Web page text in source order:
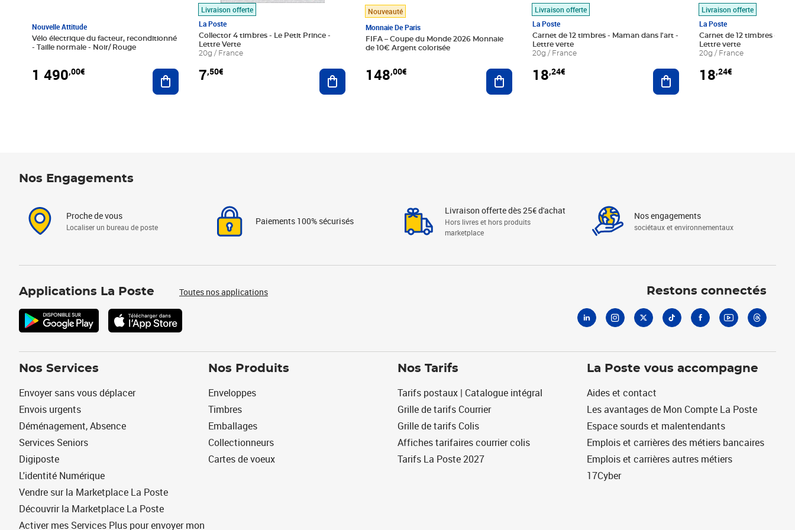
Nouvelle Attitude
Vélo électrique du facteur, reconditionné
- Taille normale - Noir/ Rouge
1 490,00€ Ajouter au panier
Livraison offerte
La Poste
Collector 4 timbres - Le Petit Prince -
Lettre Verte
20g / France
7,50€ Ajouter au panier
Nouveauté
Monnaie De Paris
FIFA – Coupe du Monde 2026 Monnaie
de 10€ Argent colorisée
148,00€ Ajouter au panier
Livraison offerte
La Poste
Carnet de 12 timbres - Maman dans l'art -
Lettre verte
20g / France
18,24€ Ajouter au panier
Livraison offerte
La Poste
Carnet de 12 timbres - Le
Lettre verte
20g / France
18,24€
Nos Engagements
Proche de vous
Localiser un bureau de poste
Paiements 100% sécurisés
Livraison offerte dès 25€ d'achat
Hors livres et hors produits
marketplace
Nos engagements
sociétaux et environnementaux
Applications La Poste Toutes nos applications Restons connectés
Nos Services
Envoyer sans vous déplacer
Envois urgents
Déménagement, Absence
Services Seniors
Digiposte
L'identité Numérique
Vendre sur la Marketplace La Poste
Découvrir la Marketplace La Poste
Activer mes Services Plus pour envoyer mon
Nos Produits
Enveloppes
Timbres
Emballages
Collectionneurs
Cartes de voeux
Nos Tarifs
Tarifs postaux | Catalogue intégral
Grille de tarifs Courrier
Grille de tarifs Colis
Affiches tarifaires courrier colis
Tarifs La Poste 2027
La Poste vous accompagne
Aides et contact
Les avantages de Mon Compte La Poste
Espace sourds et malentendants
Emplois et carrières des métiers bancaires
Emplois et carrières autres métiers
17Cyber